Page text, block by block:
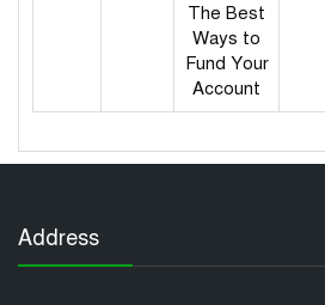
The Best
Ways to
Fund Your
Account
Address